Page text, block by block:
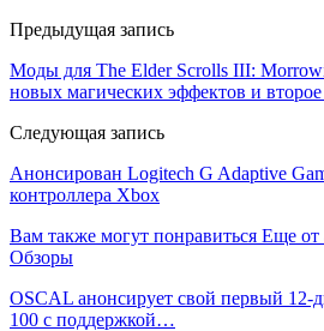
Предыдущая запись
Моды для The Elder Scrolls III:
новых магических эффектов и
Следующая запись
Анонсирован Logitech G Adaptive
контроллера Xbox
Вам также могут понравиться Еще от
Обзоры
OSCAL анонсирует свой первый
100 с поддержкой…